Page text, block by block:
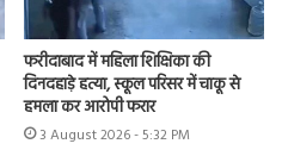
फरीदाबाद में महिला शिक्षिका की
दिनदहाड़े हत्या, स्कूल परिसर में चाकू से
हमला कर आरोपी फरार
3 August 2026 - 5:32 PM